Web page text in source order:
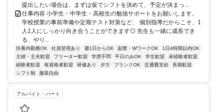
提出したい場合は、まずは仮でシフトを決めて、予定が決まっ...
仕事内容 小学生・中学生・高校生の勉強サポートをお願いします。
学校授業の事前準備や定期テスト対策など、 個別指導だからこそ、1
人1人にしっかり向き合うことができます◎ 先生も一緒に成長でき
る、やり...
扶養内勤務OK 社員登用あり 週1日からOK 副業・WワークOK
1日4時間以内OK
主婦・主夫歓迎
フリーター歓迎 学歴不問 平日のみOK 学生歓迎
未経験者歓迎
経験者歓迎
有資格者歓迎 研修あり 夕方 ブランクOK 交通費支給
長期歓迎
シフト制
服装自由
アルバイト・パート